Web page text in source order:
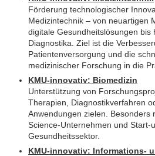
Förderung technologischer
Medizintechnik – von neuartigen
digitale Gesundheitslösungen bis
Diagnostika. Ziel ist die
Patientenversorgung und die
medizinischer Forschung in die
KMU-innovativ: Biomedizin
Unterstützung von
Therapien, Diagnostikverfahren
Anwendungen zielen. Besonders
Science-Unternehmen und Start-
Gesundheitssektor.
KMU-innovativ: Informations-